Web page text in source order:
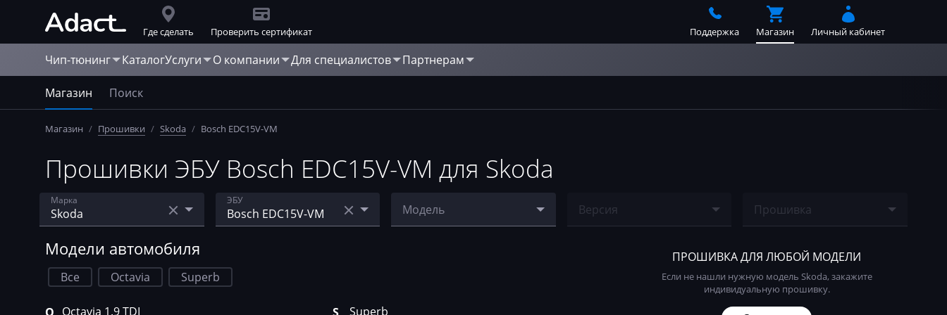
Где сделать Проверить сертификат Поддержка Магазин Личный кабинет
Чип-тюнинг КаталогУслуги О компании Для специалистов Партнерам
Магазин Поиск
Магазин / Прошивки / Skoda / Bosch EDC15V-VM
Прошивки ЭБУ Bosch EDC15V-VM для Skoda
Марка
Acura
AebiSchmidt
ЭБУ
Bosch EDC15P
Модель
Версия
Прошивка
Модели автомобиля
Все Octavia Superb
Octavia 1.9 TDI Superb
ПРОШИВКА ДЛЯ ЛЮБОЙ МОДЕЛИ
Если не нашли нужную модель Skoda, закажите
индивидуальную прошивку.